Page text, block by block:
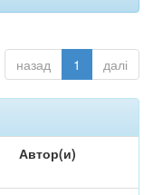
назад 1 далі
Автор(и)